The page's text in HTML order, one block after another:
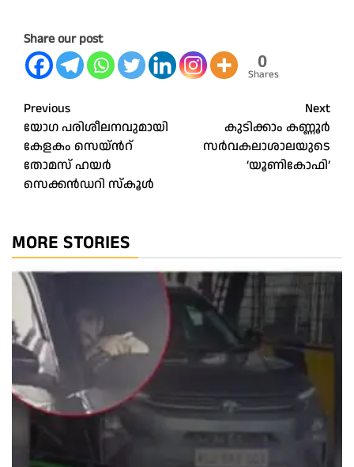
Share our post
0
Shares
Post
navigation
Previous
യോഗ പരിശീലനവുമായി
കേളകം സെയ്ൻറ്
തോമസ് ഹയർ
സെക്കൻഡറി സ്കൂൾ
Next
കുടിക്കാം കണ്ണൂർ
സർവകലാശാലയുടെ
‘യൂണികോഫി’
MORE STORIES